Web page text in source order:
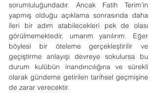
sorumluluğundadır. Ancak Fatih Terim’in
yapmış olduğu açıklama sonrasında daha
ileri bir adım atabilecekleri pek de olası
görülmemektedir, umarım yanılırım. Eğer
böylesi bir öteleme gerçekleştirilir ve
geçiştirme anlayışı devreye sokulursa bu
durum kulübün inandırıcılığına ve sürekli
olarak gündeme getirilen tarihsel geçmişine
de zarar verecektir.